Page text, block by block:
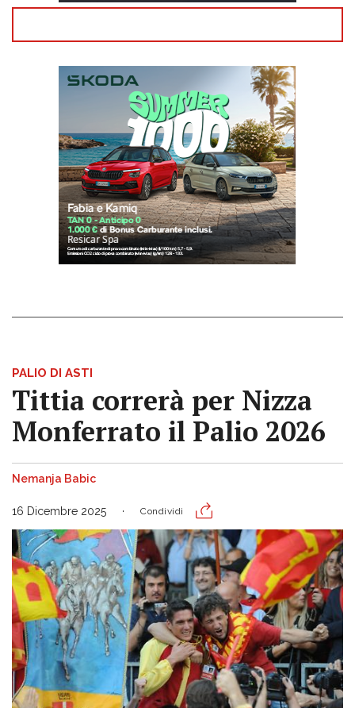
PALIO DI ASTI
Tittia correrà per Nizza
Monferrato il Palio 2026
Nemanja Babic
16 Dicembre 2025 Condividi